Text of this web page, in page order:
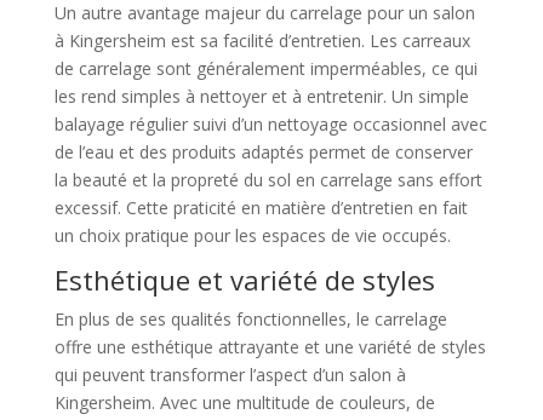
Un autre avantage majeur du carrelage pour un salon
à Kingersheim est sa facilité d’entretien. Les carreaux
de carrelage sont généralement imperméables, ce qui
les rend simples à nettoyer et à entretenir. Un simple
balayage régulier suivi d’un nettoyage occasionnel avec
de l’eau et des produits adaptés permet de conserver
la beauté et la propreté du sol en carrelage sans effort
excessif. Cette praticité en matière d’entretien en fait
un choix pratique pour les espaces de vie occupés.
Esthétique et variété de styles
En plus de ses qualités fonctionnelles, le carrelage
offre une esthétique attrayante et une variété de styles
qui peuvent transformer l’aspect d’un salon à
Kingersheim. Avec une multitude de couleurs, de